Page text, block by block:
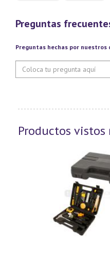
Preguntas
Preguntas hechas por nuestros
Productos